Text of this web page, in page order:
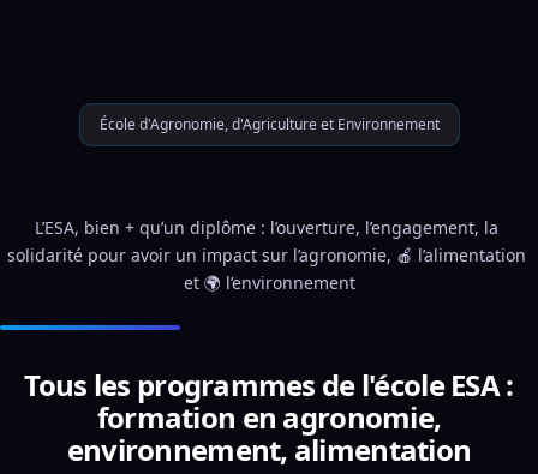
École d'Agronomie, d'Agriculture et Environnement
L’ESA, bien + qu’un diplôme : l’ouverture, l’engagement, la
solidarité pour avoir un impact sur l’agronomie, 🍎 l’alimentation
et 🌍 l’environnement
Tous les programmes de l'école ESA :
formation en agronomie,
environnement, alimentation